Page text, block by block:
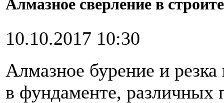
Алмазное сверление в
10.10.2017 10:30
Алмазное бурение и
в фундаменте, различных